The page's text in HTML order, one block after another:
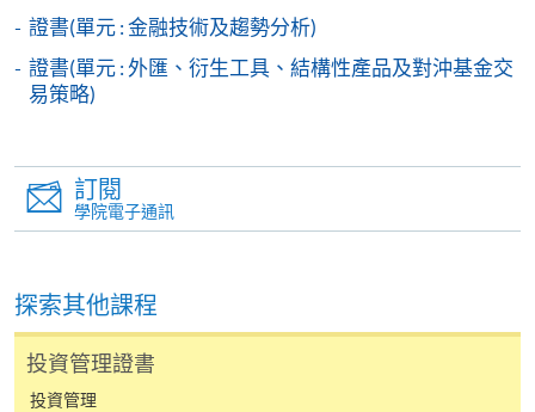
申請
網上報名
申請表
報名辦法
學歷證明文件(
證書(單元 : 金融技術及趨勢分析)
證書(單元 : 外匯、衍生工具、結構性產品及對沖基金交
易策略)
訂閱
學院電子通訊
探索其他課程
投資管理證書
投資管理